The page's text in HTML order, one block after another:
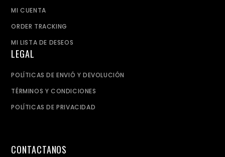
MI CUENTA
ORDER TRACKING
MI LISTA DE DESEOS
LEGAL
POLÍTICAS DE ENVIÓ Y DEVOLUCIÓN
TÉRMINOS Y CONDICIONES
POLÍTICAS DE PRIVACIDAD
CONTACTANOS